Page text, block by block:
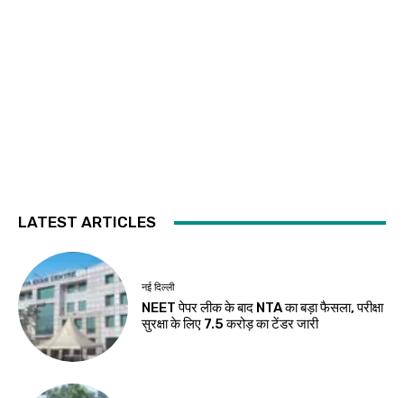
LATEST ARTICLES
नई दिल्ली
NEET पेपर लीक के बाद NTA का बड़ा फैसला, परीक्षा
सुरक्षा के लिए ₹7.5 करोड़ का टेंडर जारी